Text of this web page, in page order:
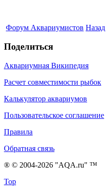
Форум Аквариумистов Назад
Поделиться
Аквариумная Википедия
Расчет совместимости рыбок
Калькулятор аквариумов
Пользовательское соглашение
Правила
Обратная связь
® © 2004-2026 "AQA.ru" ™
Top